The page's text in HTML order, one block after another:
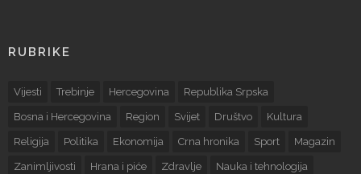
RUBRIKE
Vijesti Trebinje Hercegovina Republika Srpska
Bosna i Hercegovina Region Svijet Društvo Kultura
Religija Politika Ekonomija Crna hronika Sport Magazin
Zanimljivosti Hrana i piće Zdravlje Nauka i tehnologija